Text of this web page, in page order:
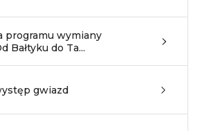
programu wymiany
Bałtyku do Ta...
gwiazd